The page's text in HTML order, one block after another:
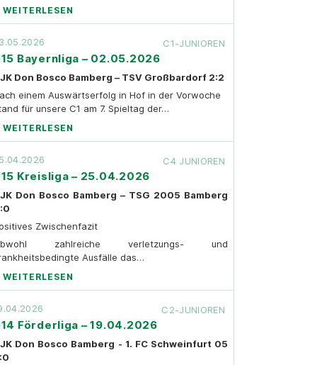
WEITERLESEN
C1-JUNIOREN
Bayernliga – 02.05.2026
Don Bosco Bamberg – TSV Großbardorf 2:2
einem Auswärtserfolg in Hof in der Vorwoche
für unsere C1 am 7. Spieltag der…
WEITERLESEN
C4 JUNIOREN
Kreisliga – 25.04.2026
Don Bosco Bamberg – TSG 2005 Bamberg
Zwischenfazit
zahlreiche verletzungs- und
Ausfälle das…
WEITERLESEN
C2-JUNIOREN
Förderliga – 19.04.2026
Don Bosco Bamberg - 1. FC Schweinfurt 05